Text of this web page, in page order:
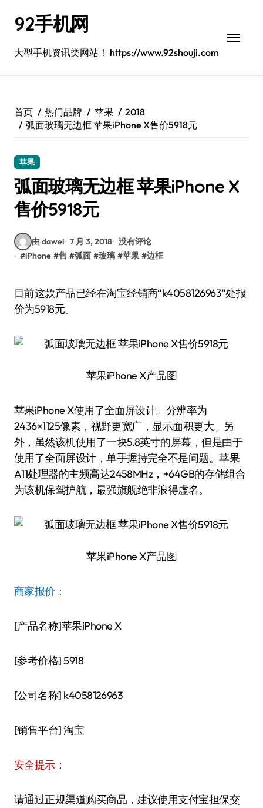
92手机网
大型手机资讯类网站！ https://www.92shouji.com
首页 热门品牌 苹果
2018
弧面玻璃无边框 苹果iPhone X售价5918元
苹果
弧面玻璃无边框 苹果iPhone X
售价5918元
由 dawei 7 月 3, 2018 没有评论
#iPhone #售 #弧面 #玻璃 #苹果 #边框
目前这款产品已经在淘宝经销商“k4058126963”处报
价为5918元。
苹果iPhone X产品图
苹果iPhone X使用了全面屏设计。分辨率为
2436×1125像素，视野更宽广，显示面积更大。另
外，虽然该机使用了一块5.8英寸的屏幕，但是由于
使用了全面屏设计，单手握持完全不是问题。苹果
A11处理器的主频高达2458MHz，+64GB的存储组合
为该机保驾护航，最强旗舰绝非浪得虚名。
苹果iPhone X产品图
商家报价：
[产品名称]苹果iPhone X
[参考价格] 5918
[公司名称] k4058126963
[销售平台] 淘宝
安全提示：
请通过正规渠道购买商品，建议使用支付宝担保交